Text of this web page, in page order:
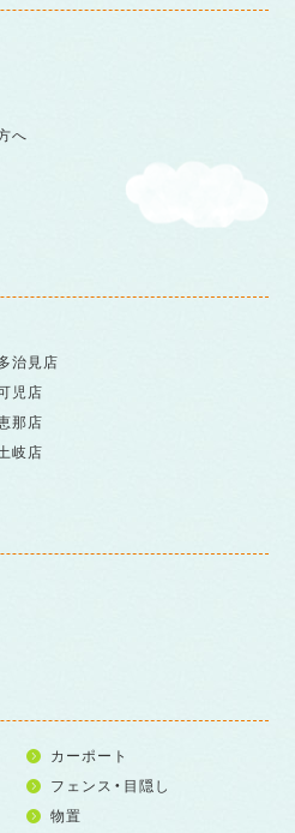
へ
治見店
児店
那店
岐店
カーポート
フェンス・目隠し
物置